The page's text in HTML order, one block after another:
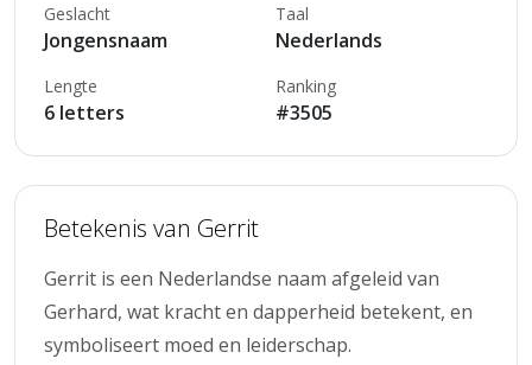
Geslacht
Jongensnaam
Taal
Nederlands
Lengte
6 letters
Ranking
#3505
Betekenis van Gerrit
Gerrit is een Nederlandse naam afgeleid van
Gerhard, wat kracht en dapperheid betekent, en
symboliseert moed en leiderschap.